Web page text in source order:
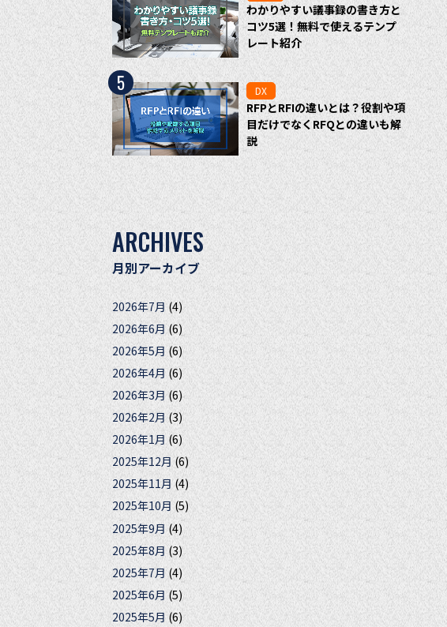
わかりやすい議事録の書き方と
コツ5選！無料で使えるテンプ
レート紹介
5 DX
RFPとRFIの違いとは？役割や項
目だけでなくRFQとの違いも解
説
ARCHIVES
月別アーカイブ
2026年7月 (4)
2026年6月(6)
2026年5月 (6)
2026年4月 (6)
2026年3月(6)
2026年2月 (3)
2026年1月 (6)
2025年12月(6)
2025年11月(4)
2025年10月 (5)
2025年9月 (4)
2025年8月 (3)
2025年7月(4)
2025年6月 (5)
2025年5月 (6)